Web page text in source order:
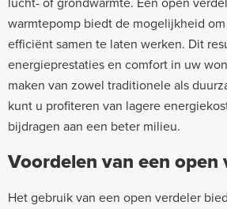
warmtepomp biedt de mogelijkheid
efficiënt samen te laten werken. Dit
energieprestaties en comfort in uw
maken van zowel traditionele als
kunt u profiteren van lagere
bijdragen aan een beter milieu.
Voordelen van een open
Het gebruik van een open verdeler